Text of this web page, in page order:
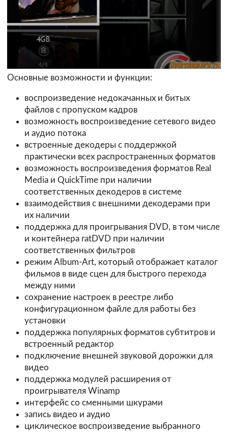
Основные возможности и функции:
воспроизведение недокачанных и битых
файлов с пропуском кадров
возможность воспроизведение сетевого видео
и аудио потока
встроенные декодеры с поддержкой
практически всех распространенных форматов
возможность воспроизведения форматов Real
Media и QuickTime при наличии
соответственных декодеров в системе
взаимодействия с внешними декодерами при
их наличии
поддержка для проигрывания DVD, в том числе
и контейнера ratDVD при наличии
соответственных фильтров
режим Album-Art, который отображает каталог
фильмов в виде сцен для быстрого перехода
между ними
сохранение настроек в реестре либо
конфигурационном файле для работы без
установки
поддержка популярных форматов субтитров и
встроенный редактор
подключение внешней звуковой дорожки для
видео
поддержка модулей расширения от
проигрывателя Winamp
интерфейс со сменными шкурами
запись видео и аудио
циклическое воспроизведение выбранного